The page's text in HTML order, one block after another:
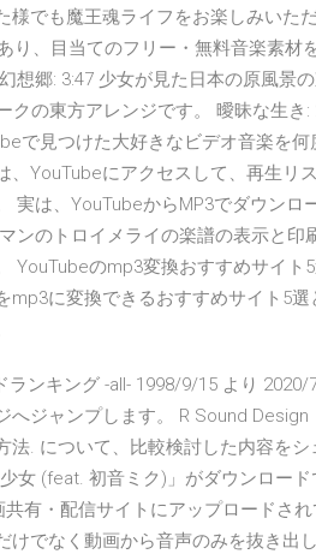
様でも魔王魂ライフをお楽しみいた
り、目当てのフリー・無料音楽素材
想郷: 3:47 少女が見た日本の原風景
クの東方アレンジです。 曖昧な生
で見つけた大好きなビデオ音楽を
、YouTubeにアクセスして、再生リ
実は、YouTubeからMP3でダウン
ンのトロイメライの楽譜の表示と
YouTubeのmp3変換おすすめサイ
mp3に変換できるおすすめサイト5
ンキング -all- 1998/9/15 より 2020/
へジャンプします。 R Sound
法. について、比較検討した内容を
女 (feat. 初音ミク)」がダウンロード
有・配信サイトにアップロードさ
けでなく動画から音声のみを抜き出